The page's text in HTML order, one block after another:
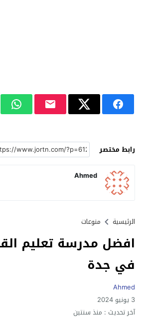
رابط مختصر
Ahmed
الرئيسية منوعات
افضل مدرسة تعليم
في جدة
Ahmed
3 يونيو 2024
آخر تحديث : منذ سنتين